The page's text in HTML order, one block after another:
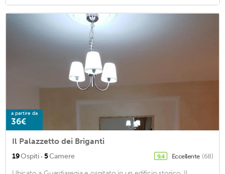
a partire da
36€
Il Palazzetto dei Briganti
19Ospiti · 5Camere 9,4 Eccellente (68)